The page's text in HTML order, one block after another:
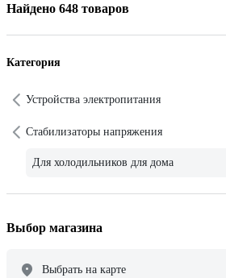
Найдено 648 товаров
Категория
Устройства электропитания
Стабилизаторы напряжения
Для холодильников для дома
Выбор магазина
Выбрать на карте